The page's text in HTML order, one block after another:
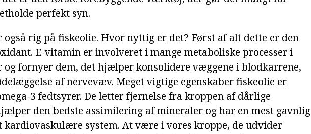
perfekt syn.
også rig på fiskeolie. Hvor nyttig er det? Først af alt dette er den
E-vitamin er involveret i mange metaboliske processer i
og fornyer dem, det hjælper konsolidere væggene i blodkarrene,
af nervevæv. Meget vigtige egenskaber fiskeolie er
3 fedtsyrer. De letter fjernelse fra kroppen af dårlige
den bedste assimilering af mineraler og har en mest gavnlig
kardiovaskulære system. At være i vores kroppe, de udvider